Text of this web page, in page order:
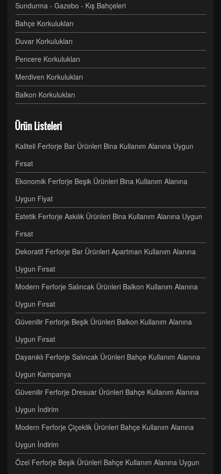
Sundurma - Gazebo - Kış Bahçeleri
Bahçe Korkulukları
Duvar Korkulukları
Pencere Korkulukları
Merdiven Korkulukları
Balkon Korkulukları
Ürün Listeleri
Kaliteli Ferforje Bar Ürünleri Bina Kullanım Alanına Uygun
Fırsat
Ekonomik Ferforje Beşik Ürünleri Bina Kullanım Alanına
Uygun Fiyat
Estetik Ferforje Askılık Ürünleri Bina Kullanım Alanına Uygun
Fırsat
Dekoratif Ferforje Bar Ürünleri Apartman Kullanım Alanına
Uygun Fırsat
Modern Ferforje Salıncak Ürünleri Balkon Kullanım Alanına
Uygun Fırsat
Güvenilir Ferforje Beşik Ürünleri Balkon Kullanım Alanına
Uygun Fırsat
Dayanıklı Ferforje Salıncak Ürünleri Bahçe Kullanım Alanına
Uygun Kampanya
Güvenilir Ferforje Dresuar Ürünleri Bahçe Kullanım Alanına
Uygun İndirim
Modern Ferforje Çiçeklik Ürünleri Bahçe Kullanım Alanına
Uygun İndirim
Özel Ferforje Beşik Ürünleri Bahçe Kullanım Alanına Uygun